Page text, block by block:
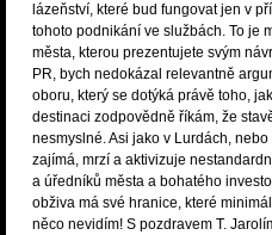
lázeňství, které bud fungovat jen v
tohoto podnikání ve službách. To je
města, kterou prezentujete svým
PR, bych nedokázal relevantně
oboru, který se dotýká právě toho,
destinaci zodpovědně říkám, že
nesmyslné. Asi jako v Lurdách,
zajímá, mrzí a aktivizuje
a úředníků města a bohatého
obživa má své hranice, které
něco nevidím! S pozdravem T.